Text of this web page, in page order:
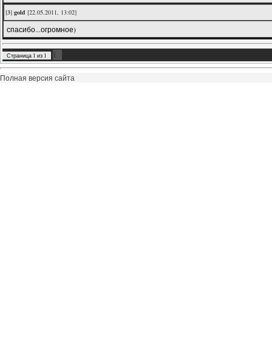
[3] gold [22.05.2011, 13:02]
спасибо...огромное)
Страница 1 из 1 1
Полная версия сайта